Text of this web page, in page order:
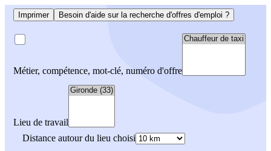
Imprimer Besoin d'aide sur la recherche d'offres d'emploi ?
Métier, compétence, mot-clé, numéro d'offre
Lieu de travail
Distance autour du lieu choisi